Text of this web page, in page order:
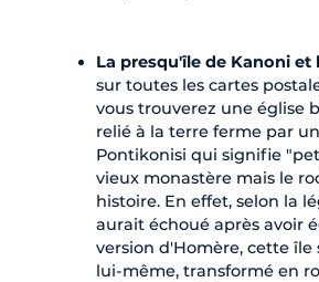
La presqu'île de Kanoni
sur toutes les cartes
vous trouverez une église
relié à la terre ferme par
Pontikonisi qui signifie
vieux monastère mais le
histoire. En effet, selon la
aurait échoué après avoir
version d'Homère, cette
lui-même, transformé en